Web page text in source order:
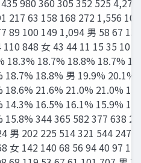
980 360 305 352 525 4,277
217 63 158 168 272 1,556
89 100 149 1,094 男 58 67
110 848 女 43 44 11 15 35 10
18.3% 18.7% 18.8% 18.7%
18.7% 18.8% 男 19.9% 20.1%
18.6% 21.6% 21.0% 21.0%
14.3% 16.5% 16.1% 15.9%
15.8% 344 365 582 377 638
男 202 225 514 321 544 247
女 142 140 68 56 94 40 97